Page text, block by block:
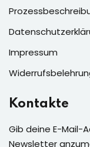
Impressum
Kontakte
Gib deine E-Mail-
Newsletter